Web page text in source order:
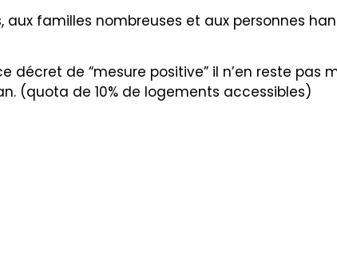
familles nombreuses et aux personnes
de “mesure positive” il n’en reste pas
(quota de 10% de logements accessibles)